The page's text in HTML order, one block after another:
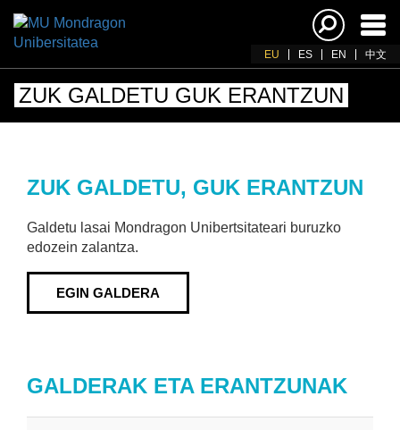
EU ES EN 中文
ZUK GALDETU GUK ERANTZUN
ZUK GALDETU, GUK ERANTZUN
Galdetu lasai Mondragon Unibertsitateari buruzko
edozein zalantza.
EGIN GALDERA
GALDERAK ETA ERANTZUNAK